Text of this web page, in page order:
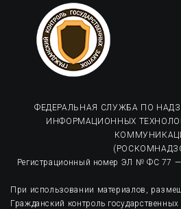
ФЕДЕРАЛЬНАЯ СЛУЖБА ПО
ИНФОРМАЦИОННЫХ
Регистрационный номер ЭЛ № ФС 77 —
При использовании материалов,
Гражданский контроль